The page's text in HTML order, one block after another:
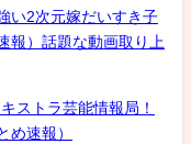
い2次元嫁だいすき子
報）話題な動画取り上
ストラ芸能情報局！
め速報）